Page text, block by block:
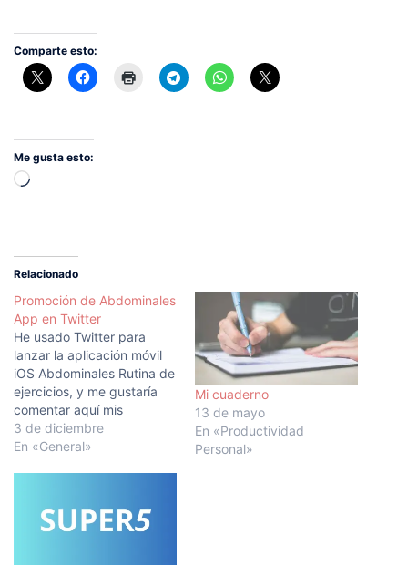
Comparte esto:
Me gusta esto:
Cargando...
Relacionado
Promoción de Abdominales
App en Twitter
He usado Twitter para
lanzar la aplicación móvil
iOS Abdominales Rutina de
ejercicios, y me gustaría
comentar aquí mis
impresiones. Inicialmente
esta app fue lanzada como
Twitter es limitado por lo
3 de diciembre
En «General»
Mi cuaderno
13 de mayo
En «Productividad
Personal»